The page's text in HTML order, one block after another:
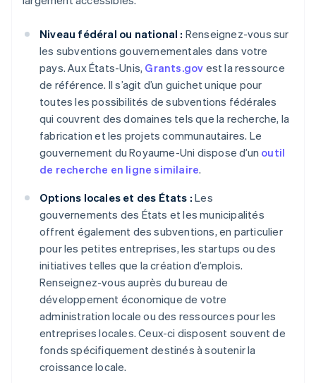
Niveau fédéral ou national : Renseignez-vous sur
les subventions gouvernementales dans votre
pays. Aux États-Unis, Grants.gov est la ressource
de référence. Il s’agit d’un guichet unique pour
toutes les possibilités de subventions fédérales
qui couvrent des domaines tels que la recherche, la
fabrication et les projets communautaires. Le
gouvernement du Royaume-Uni dispose d’un outil
de recherche en ligne similaire.
Options locales et des États : Les
gouvernements des États et les municipalités
offrent également des subventions, en particulier
pour les petites entreprises, les startups ou des
initiatives telles que la création d’emplois.
Renseignez-vous auprès du bureau de
développement économique de votre
administration locale ou des ressources pour les
entreprises locales. Ceux-ci disposent souvent de
fonds spécifiquement destinés à soutenir la
croissance locale.